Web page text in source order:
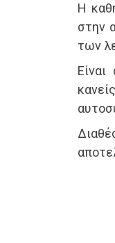
Η
στην
των